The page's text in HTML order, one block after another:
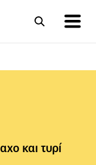
και τυρί